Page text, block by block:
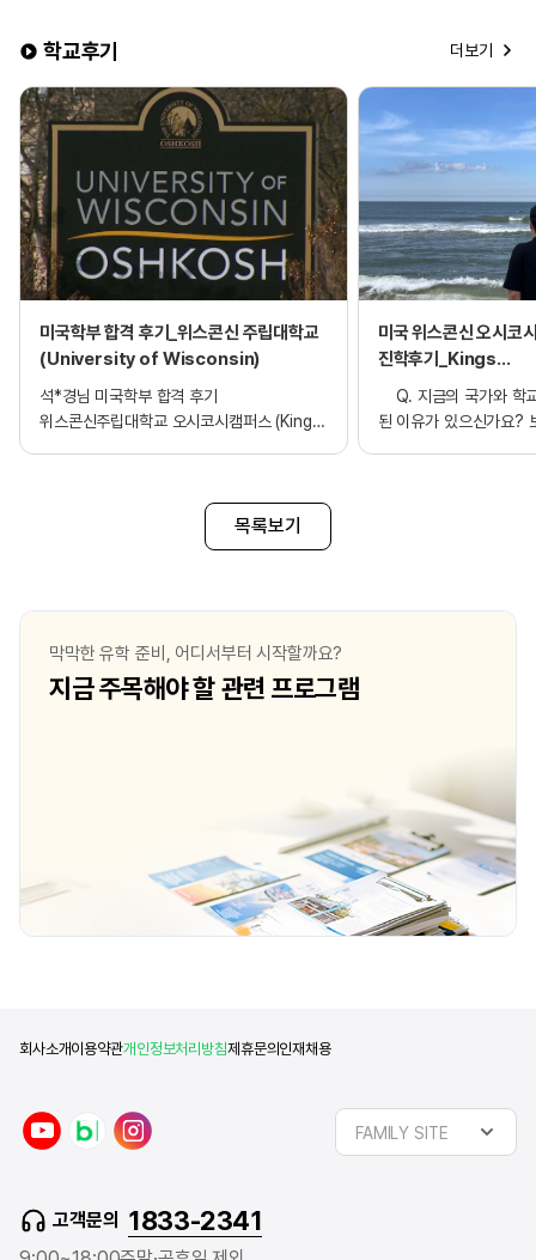
학교후기 더보기
미국학부 합격 후기_위스콘신 주립대학교
(University of Wisconsin)
석*경님 미국학부 합격 후기
위스콘신주립대학교 오시코시캠퍼스 (Kings
이유가 있으신가요? 우선 미국으로 결정하게
된 이유는 미국은 전공으로 생각한 화학 기술
문화의 사람들을 마주하고 다양한 사람들과
사는것에 적응하며 앞으로 나를 성장 시켜줄
수 있을 것 같고, 지금의 학교는 외국인인
미국 위스콘신 오시코
진학후기_Kings
Wisconsin
Q. 지금의 국가와 학
된 이유가 있으신가요?
기대를 가지고 준비 중
추천으로 edm유학준비
목록보기
막막한 유학 준비, 어디서부터 시작할까요?
지금 주목해야 할 관련 프로그램
회사소개이용약관개인정보처리방침제휴문의 인재채용
u
n
a
r
a
FAMILY SITE
고객문의 1833-2341